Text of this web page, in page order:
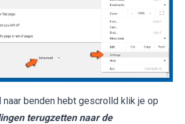
naar benden hebt gescrolld klik je op
terugzetten naar de